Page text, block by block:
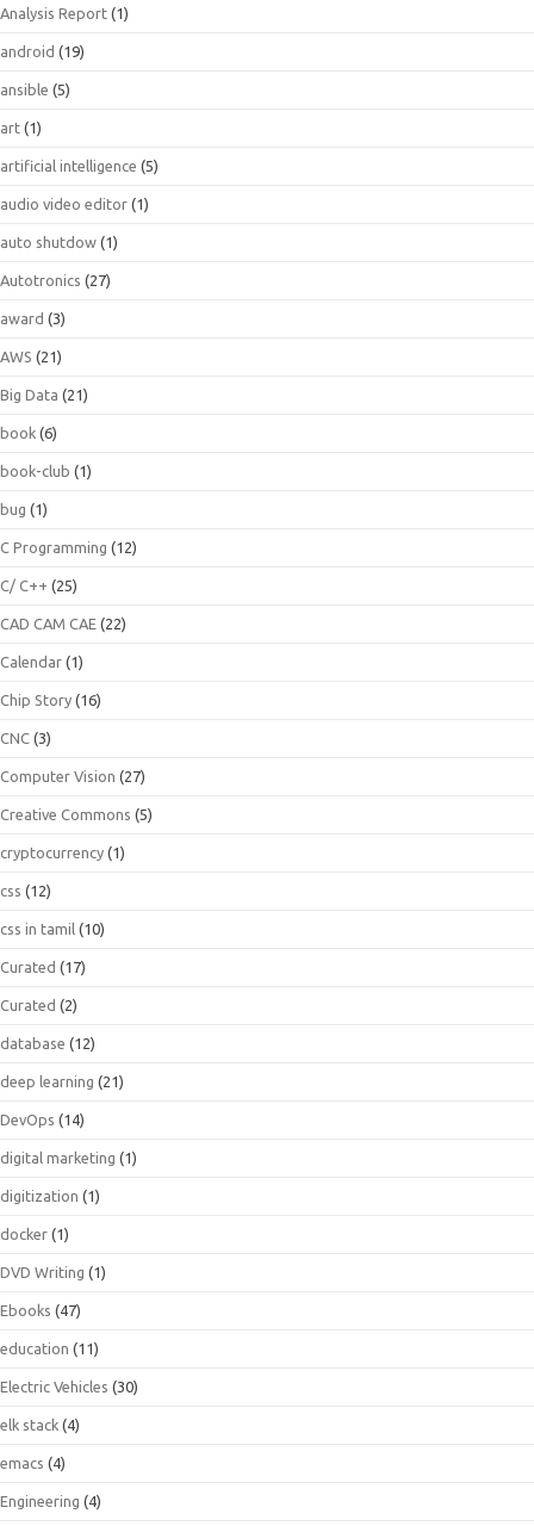
Analysis Report (1)
android (19)
ansible (5)
art (1)
artificial intelligence (5)
audio video editor (1)
auto shutdow (1)
Autotronics (27)
award (3)
AWS (21)
Big Data (21)
book (6)
book-club (1)
bug (1)
C Programming (12)
C/ C++ (25)
CAD CAM CAE (22)
Calendar (1)
Chip Story (16)
CNC (3)
Computer Vision (27)
Creative Commons (5)
cryptocurrency (1)
css (12)
css in tamil (10)
Curated (17)
Curated (2)
database (12)
deep learning (21)
DevOps (14)
digital marketing (1)
digitization (1)
docker (1)
DVD Writing (1)
Ebooks (47)
education (11)
Electric Vehicles (30)
elk stack (4)
emacs (4)
Engineering (4)